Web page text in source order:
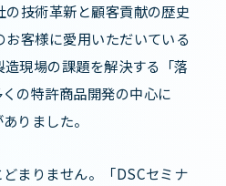
技術革新と顧客貢献の歴史
お客様に愛用いただいている
造現場の課題を解決する「落
の特許商品開発の中心に
りました。
まりません。「DSCセミナ